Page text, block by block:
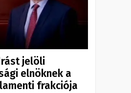
jelöli
elnöknek a
frakciója